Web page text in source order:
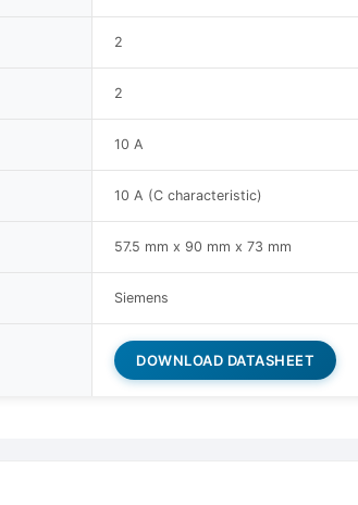
2
2
10 A
10 A (C characteristic)
57.5 mm x 90 mm x 73 mm
Siemens
DOWNLOAD DATASHEET